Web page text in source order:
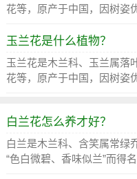
花等，原产于中国，因树姿
玉兰花是什么植物？
玉兰花是木兰科、玉兰属落
花等，原产于中国，因树姿
白兰花怎么养才好？
白兰是木兰科、含笑属常绿
“色白微碧、香味似兰”而得